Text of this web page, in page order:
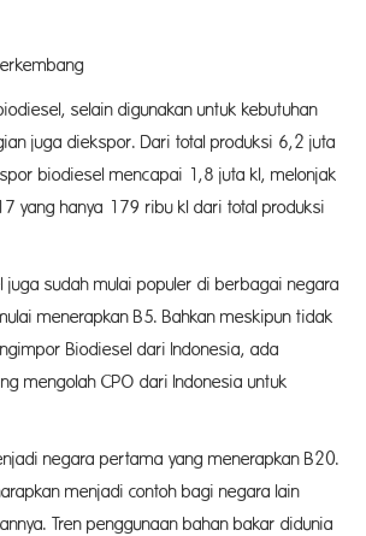
selain digunakan untuk kebutuhan
juga diekspor. Dari total produksi 6,2 juta
biodiesel mencapai 1,8 juta kl, melonjak
yang hanya 179 ribu kl dari total produksi
juga sudah mulai populer di berbagai negara
menerapkan B5. Bahkan meskipun tidak
Biodiesel dari Indonesia, ada
mengolah CPO dari Indonesia untuk
negara pertama yang menerapkan B20.
menjadi contoh bagi negara lain
Tren penggunaan bahan bakar didunia